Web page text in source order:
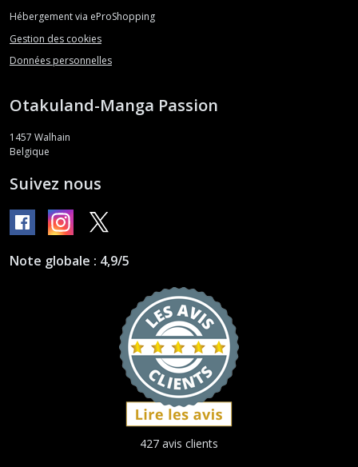
Hébergement via eProShopping
Gestion des cookies
Données personnelles
Otakuland-Manga Passion
1457 Walhain
Belgique
Suivez nous
Note globale : 4,9/5
427 avis clients